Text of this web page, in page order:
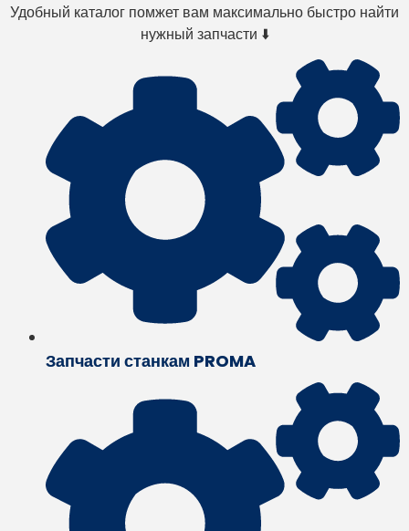
Удобный каталог помжет вам максимально быстро найти
нужный запчасти ⬇️
Запчасти станкам PROMA